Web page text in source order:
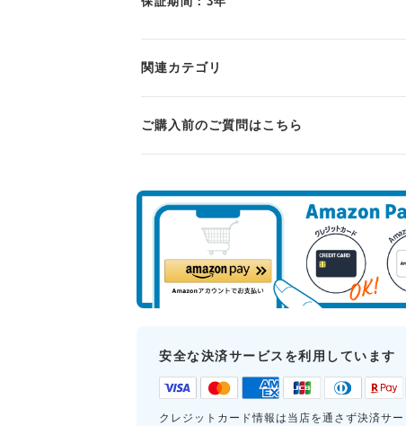
関連カテゴリ
ご購入前のご質問はこちら
安全な決済サービスを利用しています
クレジットカード情報は当店を通さず決済サ